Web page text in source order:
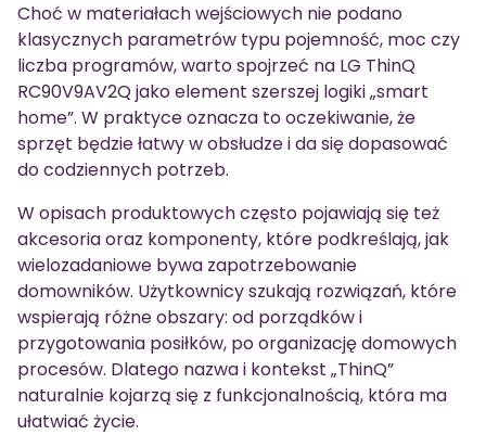
Choć w materiałach wejściowych nie podano
klasycznych parametrów typu pojemność, moc czy
liczba programów, warto spojrzeć na LG ThinQ
RC90V9AV2Q jako element szerszej logiki „smart
home”. W praktyce oznacza to oczekiwanie, że
sprzęt będzie łatwy w obsłudze i da się dopasować
do codziennych potrzeb.
W opisach produktowych często pojawiają się też
akcesoria oraz komponenty, które podkreślają, jak
wielozadaniowe bywa zapotrzebowanie
domowników. Użytkownicy szukają rozwiązań, które
wspierają różne obszary: od porządków i
przygotowania posiłków, po organizację domowych
procesów. Dlatego nazwa i kontekst „ThinQ”
naturalnie kojarzą się z funkcjonalnością, która ma
ułatwiać życie.